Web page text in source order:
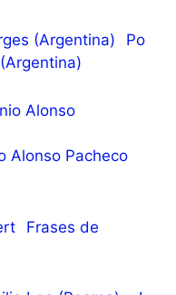
Po
Alonso Pacheco
Frases de